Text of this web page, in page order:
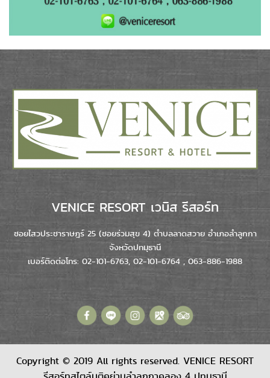
VENICE RESORT เวนิส รีสอร์ท
ซอยไสวประชาราษฎร์ 25 (ซอยร่วมสุข 4) ตำบลลาดสวาย อำเภอลำลูกกา
จังหวัดปทมุธานี
เบอร์ติดต่อโทร: 02-101-6763, 02-101-6764 , 063-886-1988
Copyright © 2019 All rights reserved. VENICE RESORT